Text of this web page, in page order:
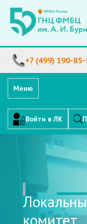
+7 (499) 190-85-
Меню
Войти в ЛК
комитет